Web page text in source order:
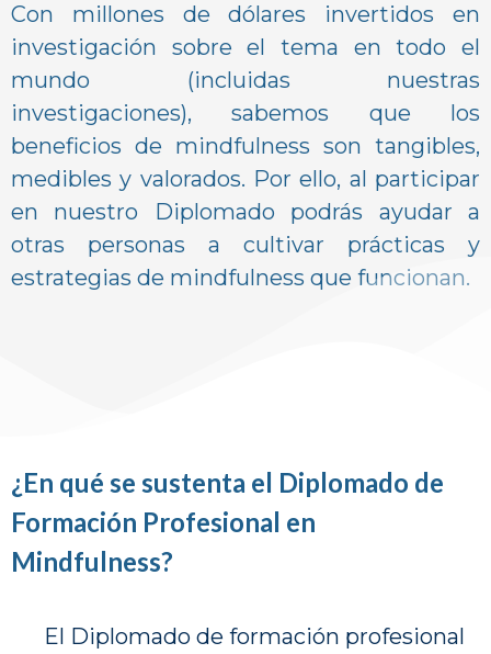
Con millones de dólares invertidos en
investigación sobre el tema en todo el
mundo (incluidas nuestras
investigaciones), sabemos que los
beneficios de mindfulness son tangibles,
medibles y valorados. Por ello, al participar
en nuestro Diplomado podrás ayudar a
otras personas a cultivar prácticas y
estrategias de mindfulness que funcionan.
¿En qué se sustenta el Diplomado de
Formación Profesional en
Mindfulness?
El Diplomado de formación profesional